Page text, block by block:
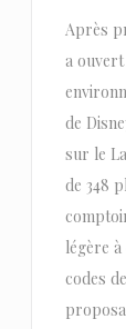
Après
a
de
sur le
de 348
légère
codes